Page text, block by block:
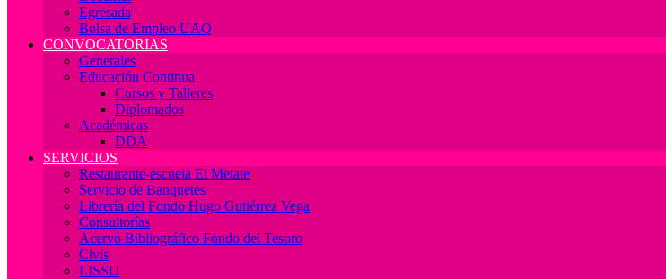
Egresada
Bolsa de Empleo UAQ
CONVOCATORIAS
Generales
Educación Continua
Cursos y Talleres
Diplomados
Académicas
DDA
SERVICIOS
Restaurante-escuela El Metate
Servicio de Banquetes
Librería del Fondo Hugo Gutiérrez Vega
Consultorías
Acervo Bibliográfico Fondo del Tesoro
Civis
LISSU